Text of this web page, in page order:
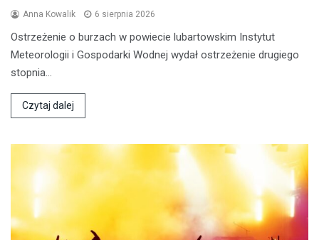
Anna Kowalik 6 sierpnia 2026
Ostrzeżenie o burzach w powiecie lubartowskim Instytut
Meteorologii i Gospodarki Wodnej wydał ostrzeżenie drugiego
stopnia…
Czytaj dalej